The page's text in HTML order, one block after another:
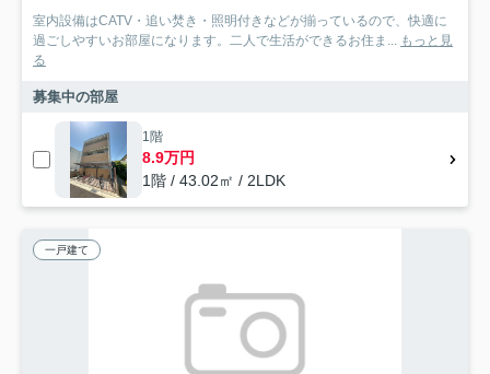
室内設備はCATV・追い焚き・照明付きなどが揃っているので、快適に
過ごしやすいお部屋になります。二人で生活ができるお住ま... もっと見
る
募集中の部屋
1階
8.9万円
1階 / 43.02㎡ / 2LDK
一戸建て